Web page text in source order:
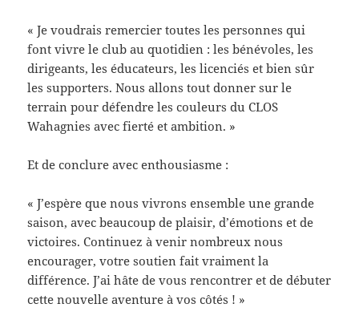
« Je voudrais remercier toutes les personnes qui
font vivre le club au quotidien : les bénévoles, les
dirigeants, les éducateurs, les licenciés et bien sûr
les supporters. Nous allons tout donner sur le
terrain pour défendre les couleurs du CLOS
Wahagnies avec fierté et ambition. »
Et de conclure avec enthousiasme :
« J’espère que nous vivrons ensemble une grande
saison, avec beaucoup de plaisir, d’émotions et de
victoires. Continuez à venir nombreux nous
encourager, votre soutien fait vraiment la
différence. J’ai hâte de vous rencontrer et de débuter
cette nouvelle aventure à vos côtés ! »